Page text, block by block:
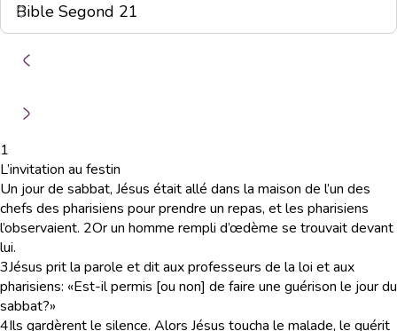
1
L’invitation au festin
Un jour de sabbat, Jésus était allé dans la maison de l’un des
chefs des pharisiens pour prendre un repas, et les pharisiens
l’observaient. 2Or un homme rempli d’œdème se trouvait devant
lui.
3Jésus prit la parole et dit aux professeurs de la loi et aux
pharisiens: «Est-il permis [ou non] de faire une guérison le jour du
sabbat?»
4Ils gardèrent le silence. Alors Jésus toucha le malade, le guérit